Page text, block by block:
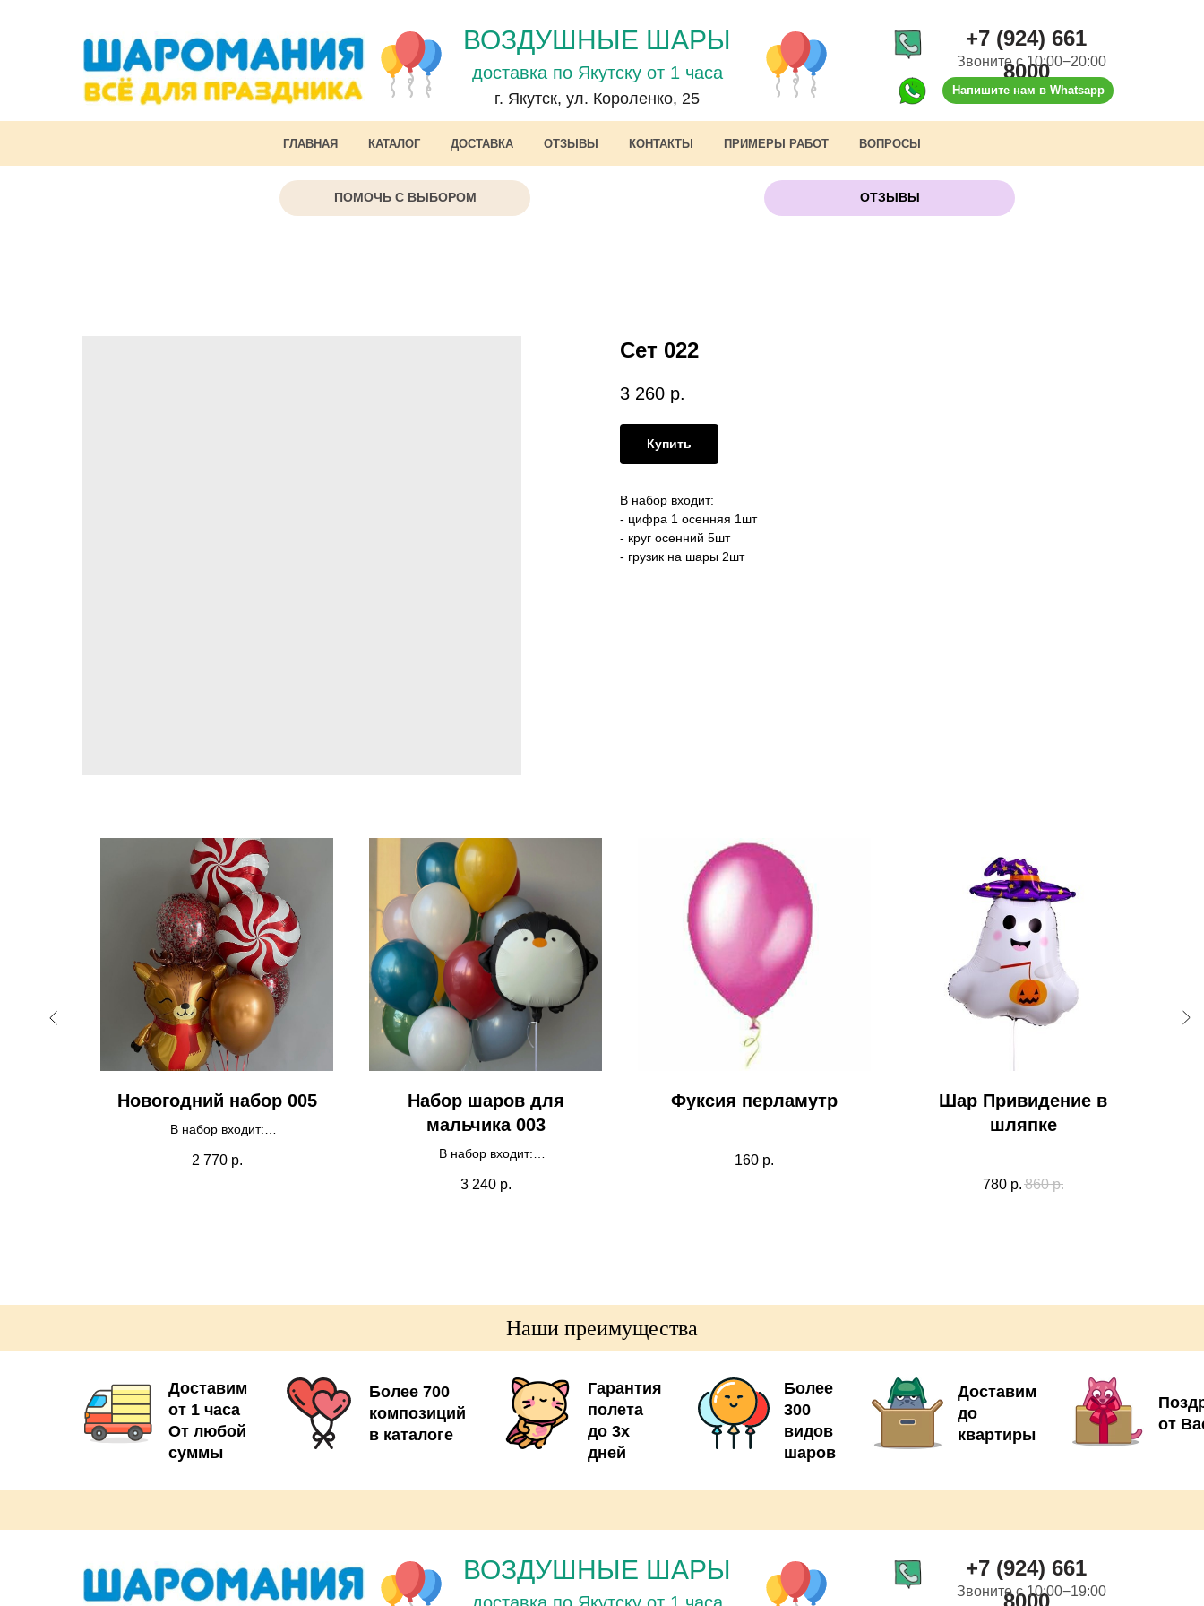
ВОЗДУШНЫЕ ШАРЫ
доставка по Якутску от 1 часа
г. Якутск, ул. Короленко, 25
+7 (924) 661
8000
Напишите нам в Whatsapp
Звоните с 10:00−20:00
ГЛАВНАЯ КАТАЛОГ ДОСТАВКА ОТЗЫВЫ КОНТАКТЫ ПРИМЕРЫ РАБОТ ВОПРОСЫ
ПОМОЧЬ С ВЫБОРОМ ОТЗЫВЫ
Сет 022
3 260 р.
Купить
В набор входит:
- цифра 1 осенняя 1шт
- круг осенний 5шт
- грузик на шары 2шт
Новогодний набор 005
В набор входит:
- карамелька 2шт
2 770 р.
Набор шаров для
мальчика 003
В набор входит:
- разноцветные шары 15шт
3 240 р.
Фуксия перламутр
160 р.
Шар Привидение в
шляпке
780 р. 860 р.
Наши преимущества
Доставим
от 1 часа
От любой
суммы
Более 700
композиций
в каталоге
Гарантия
полета
до 3х
дней
Более
300
видов
шаров
Доставим
до
квартиры
от
ВОЗДУШНЫЕ ШАРЫ
+7 (924) 661
Звоните с 10:00−19:00